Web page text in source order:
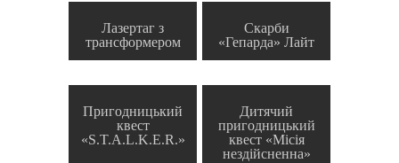
Лазертаг з
трансформером
Скарби
«Гепарда» Лайт
Пригодницький
квест
«S.T.A.L.K.E.R.»
Дитячий
пригодницький
квест «Місія
нездійсненна»